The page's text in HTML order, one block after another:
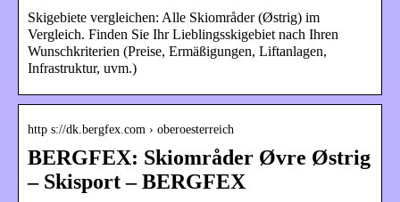
Skigebiete vergleichen: Alle Skiområder (Østrig) im
Vergleich. Finden Sie Ihr Lieblingsskigebiet nach Ihren
Wunschkriterien (Preise, Ermäßigungen, Liftanlagen,
Infrastruktur, uvm.)
http s://dk.bergfex.com › oberoesterreich
BERGFEX: Skiområder Øvre Østrig
– Skisport – BERGFEX